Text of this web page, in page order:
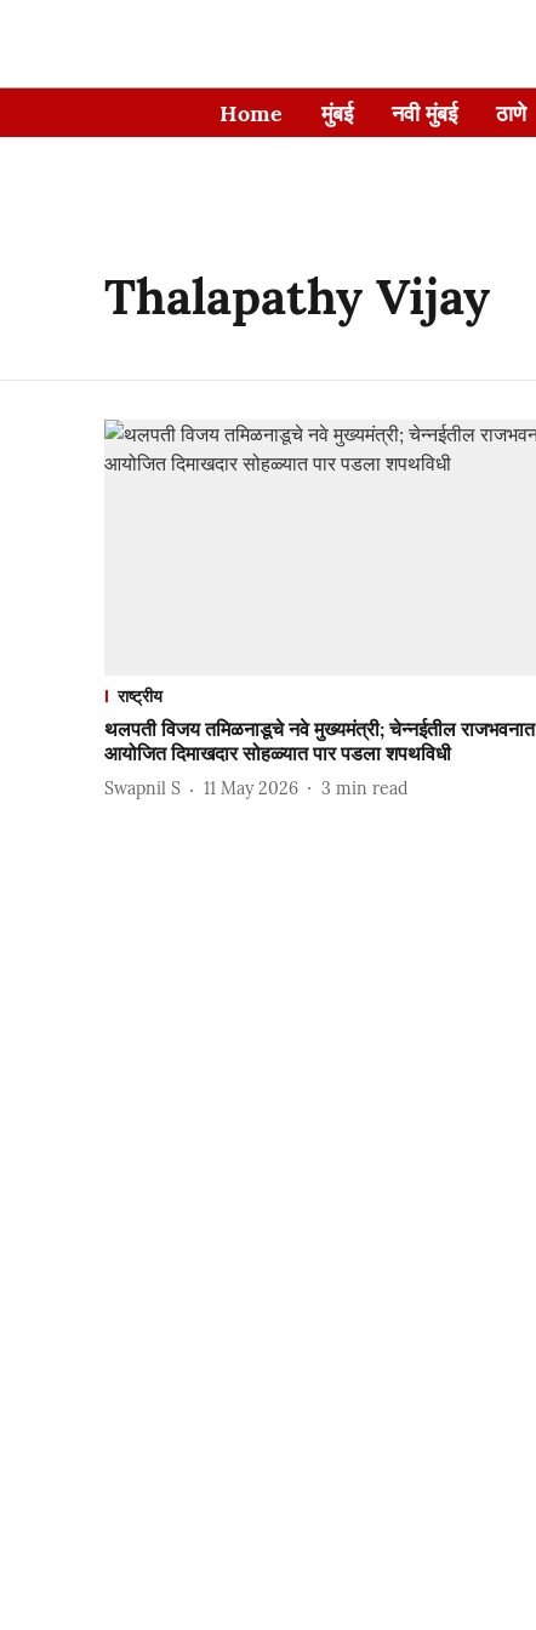
Home मुंबई नवी मुंबई ठाणे
Thalapathy Vijay
राष्ट्रीय
थलपती विजय तमिळनाडूचे नवे मुख्यमंत्री; चेन्नईतील राजभवनात
आयोजित दिमाखदार सोहळ्यात पार पडला शपथविधी
Swapnil S 11 May 2026 3 min read